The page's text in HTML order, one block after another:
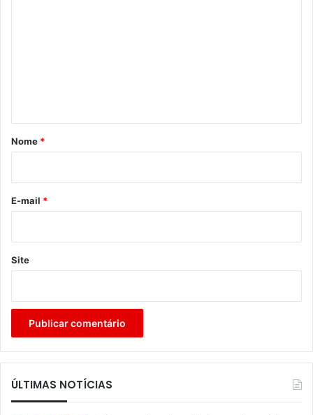
r
*
Nome *
E-mail *
Site
ÚLTIMAS NOTÍCIAS